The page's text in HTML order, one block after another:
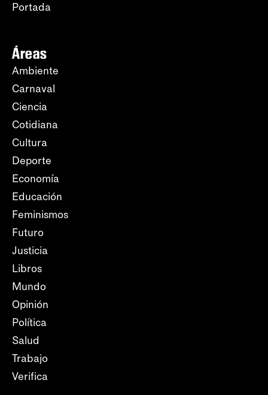
Portada
Áreas
Ambiente
Carnaval
Ciencia
Cotidiana
Cultura
Deporte
Economía
Educación
Feminismos
Futuro
Justicia
Libros
Mundo
Opinión
Política
Salud
Trabajo
Verifica